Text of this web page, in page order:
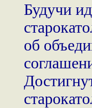
Будучи
об